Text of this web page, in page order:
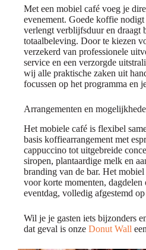
Met een mobiel café voeg je
evenement. Goede koffie
verlengt verblijfsduur en draagt
totaalbeleving. Door te kiezen
verzekerd van professionele
service en een verzorgde
wij alle praktische zaken uit
focussen op het programma en
Arrangementen en
Het mobiele café is flexibel
basis koffiearrangement met
cappuccino tot uitgebreide
siropen, plantaardige melk en
branding van de bar. Het
voor korte momenten,
eventdag, volledig afgestemd
Wil je je gasten iets bijzonders
dat geval is onze Donut Wall